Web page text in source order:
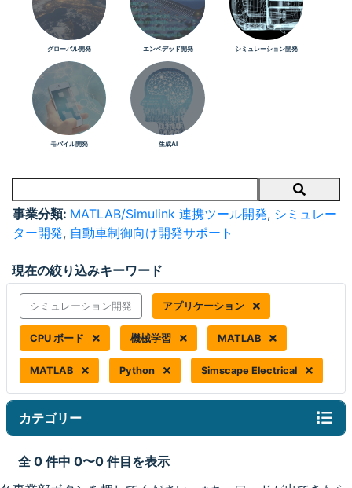
グローバル開発 エンベデッド開発 シミュレーション開発
モバイル開発 生成AI
Search
事業分類: MATLAB/Simulink 連携ツール開発, シミュレー
ター開発, 自動車制御向け開発サポート
現在の絞り込みキーワード
シミュレーション開発 アプリケーション
CPU ボード 機械学習 MATLAB
MATLAB Python Simscape Electrical
カテゴリー
全 0 件中 0〜0 件目を表示